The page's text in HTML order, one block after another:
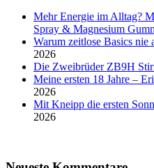
Mehr Energie im Alltag?
Spray & Magnesium
Warum zeitlose Basics nie
2026
Die Zweibrüder ZB9H
Meine ersten 18 Jahre –
2026
Mit Kneipp die ersten
2026